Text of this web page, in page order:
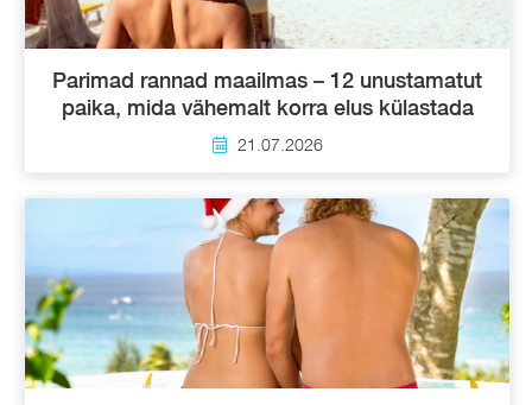
Parimad rannad maailmas – 12 unustamatut
paika, mida vähemalt korra elus külastada
21.07.2026